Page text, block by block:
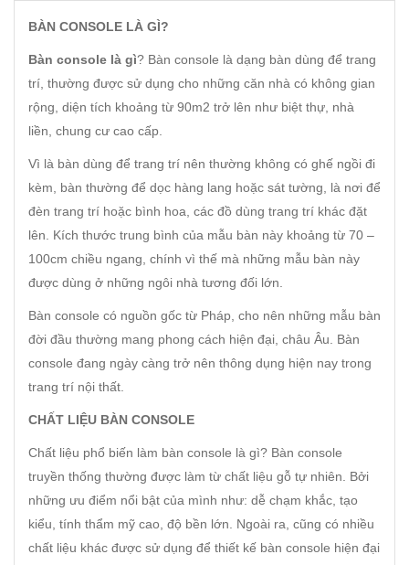
BÀN CONSOLE LÀ GÌ?
Bàn console là gì? Bàn console là dạng bàn dùng để trang
trí, thường được sử dụng cho những căn nhà có không gian
rộng, diện tích khoảng từ 90m2 trở lên như biệt thự, nhà
liền, chung cư cao cấp.
Vì là bàn dùng để trang trí nên thường không có ghế ngồi đi
kèm, bàn thường để dọc hàng lang hoặc sát tường, là nơi để
đèn trang trí hoặc bình hoa, các đồ dùng trang trí khác đặt
lên. Kích thước trung bình của mẫu bàn này khoảng từ 70 –
100cm chiều ngang, chính vì thế mà những mẫu bàn này
được dùng ở những ngôi nhà tương đối lớn.
Bàn console có nguồn gốc từ Pháp, cho nên những mẫu bàn
đời đầu thường mang phong cách hiện đại, châu Âu. Bàn
console đang ngày càng trở nên thông dụng hiện nay trong
trang trí nội thất.
CHẤT LIỆU BÀN CONSOLE
Chất liệu phổ biến làm bàn console là gì? Bàn console
truyền thống thường được làm từ chất liệu gỗ tự nhiên. Bởi
những ưu điểm nổi bật của mình như: dễ chạm khắc, tạo
kiểu, tính thẩm mỹ cao, độ bền lớn. Ngoài ra, cũng có nhiều
chất liệu khác được sử dụng để thiết kế bàn console hiện đại